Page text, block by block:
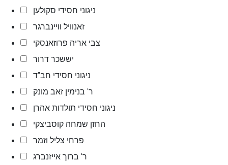
ניגוני חסידי סקולען
זאנוויל וויינברגר
צבי אריה פרוזאנסקי
יששכר דרור
ניגוני חסידי חב"ד
ר' בנימין זאב מונק
ניגוני חסידי תולדות אהרן
החזן שמחה קוסביצקי
פרחי צליל וזמר
ר' ברוך אייזנברג